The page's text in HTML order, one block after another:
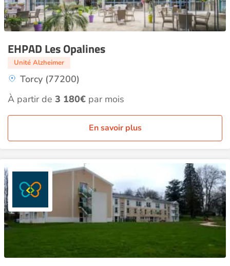
EHPAD Les Opalines
Unité Alzheimer
Torcy (77200)
À partir de 3 180€ par mois
En savoir plus